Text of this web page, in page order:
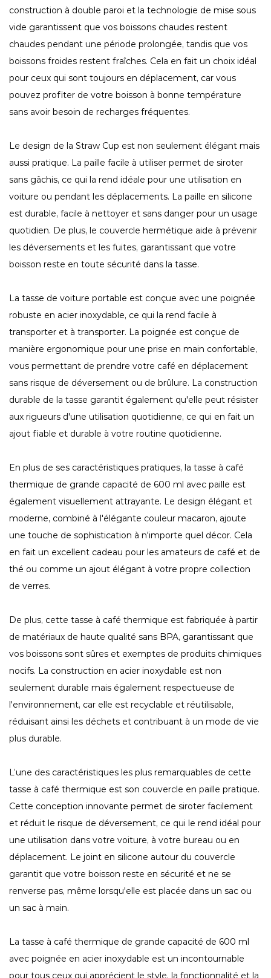
construction à double paroi et la technologie de mise sous
vide garantissent que vos boissons chaudes restent
chaudes pendant une période prolongée, tandis que vos
boissons froides restent fraîches. Cela en fait un choix idéal
pour ceux qui sont toujours en déplacement, car vous
pouvez profiter de votre boisson à bonne température
sans avoir besoin de recharges fréquentes.
Le design de la Straw Cup est non seulement élégant mais
aussi pratique. La paille facile à utiliser permet de siroter
sans gâchis, ce qui la rend idéale pour une utilisation en
voiture ou pendant les déplacements. La paille en silicone
est durable, facile à nettoyer et sans danger pour un usage
quotidien. De plus, le couvercle hermétique aide à prévenir
les déversements et les fuites, garantissant que votre
boisson reste en toute sécurité dans la tasse.
La tasse de voiture portable est conçue avec une poignée
robuste en acier inoxydable, ce qui la rend facile à
transporter et à transporter. La poignée est conçue de
manière ergonomique pour une prise en main confortable,
vous permettant de prendre votre café en déplacement
sans risque de déversement ou de brûlure. La construction
durable de la tasse garantit également qu'elle peut résister
aux rigueurs d'une utilisation quotidienne, ce qui en fait un
ajout fiable et durable à votre routine quotidienne.
En plus de ses caractéristiques pratiques, la tasse à café
thermique de grande capacité de 600 ml avec paille est
également visuellement attrayante. Le design élégant et
moderne, combiné à l'élégante couleur macaron, ajoute
une touche de sophistication à n'importe quel décor. Cela
en fait un excellent cadeau pour les amateurs de café et de
thé ou comme un ajout élégant à votre propre collection
de verres.
De plus, cette tasse à café thermique est fabriquée à partir
de matériaux de haute qualité sans BPA, garantissant que
vos boissons sont sûres et exemptes de produits chimiques
nocifs. La construction en acier inoxydable est non
seulement durable mais également respectueuse de
l'environnement, car elle est recyclable et réutilisable,
réduisant ainsi les déchets et contribuant à un mode de vie
plus durable.
L’une des caractéristiques les plus remarquables de cette
tasse à café thermique est son couvercle en paille pratique.
Cette conception innovante permet de siroter facilement
et réduit le risque de déversement, ce qui le rend idéal pour
une utilisation dans votre voiture, à votre bureau ou en
déplacement. Le joint en silicone autour du couvercle
garantit que votre boisson reste en sécurité et ne se
renverse pas, même lorsqu'elle est placée dans un sac ou
un sac à main.
La tasse à café thermique de grande capacité de 600 ml
avec poignée en acier inoxydable est un incontournable
pour tous ceux qui apprécient le style, la fonctionnalité et la